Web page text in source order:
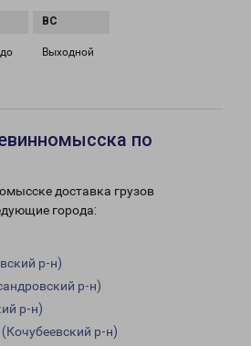
Выходной
по
доставка грузов
города:
р-н)
р-н)
р-н)
р-н)